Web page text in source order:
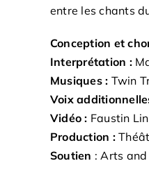
entre les chants
Conception et
Interprétation :
Musiques : Twin
Voix
Vidéo : Faustin
Production :
Soutien : Arts